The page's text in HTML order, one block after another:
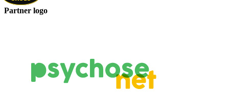
Partner logo